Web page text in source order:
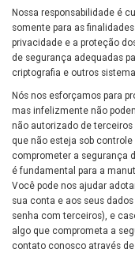
Nossa responsabilidade é
somente para as
privacidade e a proteção
de segurança adequadas
criptografia e outros
Nós nos esforçamos para
mas infelizmente não
não autorizado de
que não esteja sob
comprometer a segurança
é fundamental para a
Você pode nos ajudar
sua conta e aos seus
senha com terceiros), e
algo que comprometa a
contato conosco através